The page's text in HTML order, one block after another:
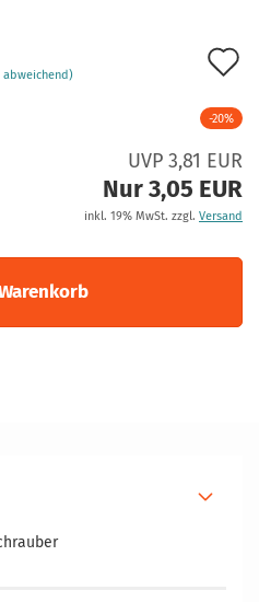
abweichend)
-20%
UVP 3,81 EUR
Nur 3,05 EUR
inkl. 19% MwSt. zzgl. Versand